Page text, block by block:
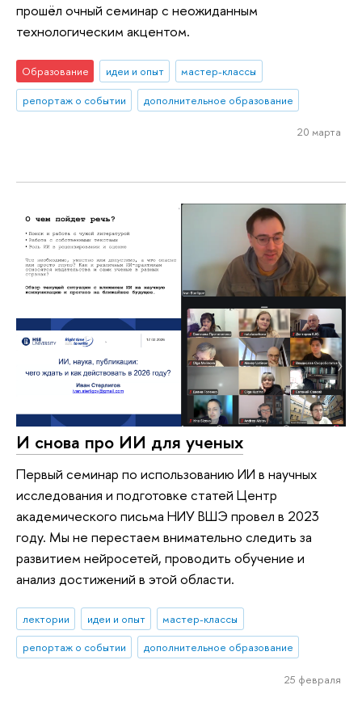
прошёл очный семинар с неожиданным
технологическим акцентом.
Образование идеи и опыт
мастер-классы
репортаж о событии
дополнительное образование
20 марта
И снова про ИИ для ученых
Первый семинар по использованию ИИ в научных
исследования и подготовке статей Центр
академического письма НИУ ВШЭ провел в 2023
году. Мы не перестаем внимательно следить за
развитием нейросетей, проводить обучение и
анализ достижений в этой области.
лектории идеи и опыт
мастер-классы
репортаж о событии
дополнительное образование
25 февраля